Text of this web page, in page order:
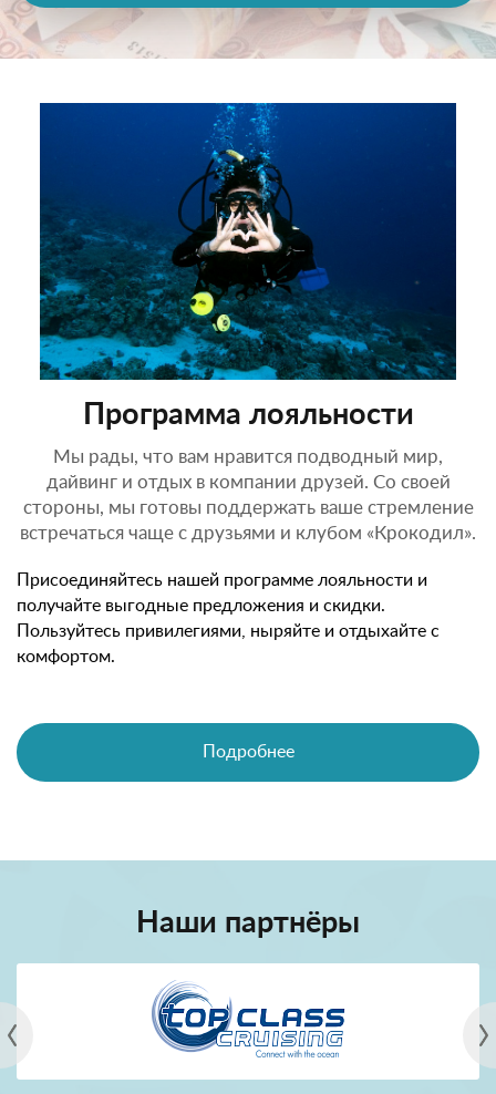
Программа лояльности
Мы рады, что вам нравится подводный мир,
дайвинг и отдых в компании друзей. Со своей
стороны, мы готовы поддержать ваше стремление
встречаться чаще с друзьями и клубом «Крокодил».
Присоединяйтесь нашей программе лояльности и
получайте выгодные предложения и скидки.
Пользуйтесь привилегиями, ныряйте и отдыхайте с
комфортом.
Подробнее
Наши партнёры